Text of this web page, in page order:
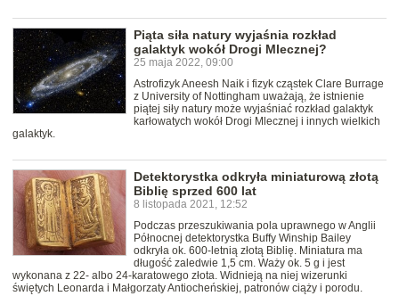
Piąta siła natury wyjaśnia rozkład
galaktyk wokół Drogi Mlecznej?
25 maja 2022, 09:00
Astrofizyk Aneesh Naik i fizyk cząstek Clare Burrage
z University of Nottingham uważają, że istnienie
piątej siły natury może wyjaśniać rozkład galaktyk
karłowatych wokół Drogi Mlecznej i innych wielkich
galaktyk.
Detektorystka odkryła miniaturową złotą
Biblię sprzed 600 lat
8 listopada 2021, 12:52
Podczas przeszukiwania pola uprawnego w Anglii
Północnej detektorystka Buffy Winship Bailey
odkryła ok. 600-letnią złotą Biblię. Miniatura ma
długość zaledwie 1,5 cm. Waży ok. 5 g i jest
wykonana z 22- albo 24-karatowego złota. Widnieją na niej wizerunki
świętych Leonarda i Małgorzaty Antiocheńskiej, patronów ciąży i porodu.